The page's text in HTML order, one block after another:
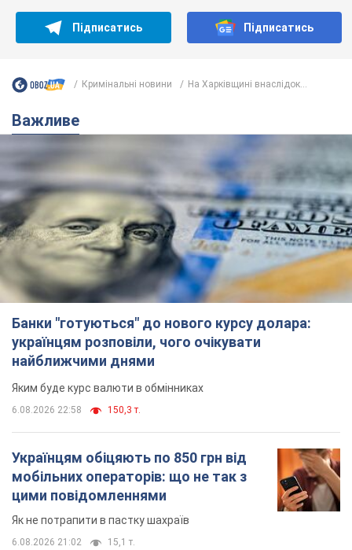
Банки "готуються" до нового курсу долара:
українцям розповіли, чого очікувати
найближчими днями
Яким буде курс валюти в обмінниках
6.08.2026 22:58
Українцям обіцяють по 850 грн від
мобільних операторів: що не так з
цими повідомленнями
Як не потрапити в пастку шахраїв
6.08.2026 21:02 15,1 т.
Найдорожчий футболіст "Динамо"
забив "Карабаху" вже на 10-й хвилині
Поєдинок відбувається в Польщі
6.08.2026 20:48